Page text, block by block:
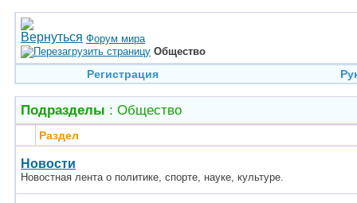
Форум мира
Общество
Регистрация
Подразделы : Общество
Раздел
Новости
Новостная лента о политике, спорте, науке, культуре.